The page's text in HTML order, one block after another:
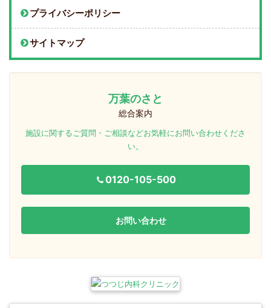
プライバシーポリシー
サイトマップ
万葉のさと
総合案内
施設に関するご質問・ご相談などお気軽にお問い合わせくださ
い。
0120-105-500
お問い合わせ